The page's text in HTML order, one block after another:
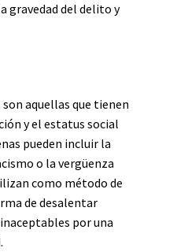
gravedad del delito y
aquellas que tienen
y el estatus social
pueden incluir la
o la vergüenza
como método de
de desalentar
por una